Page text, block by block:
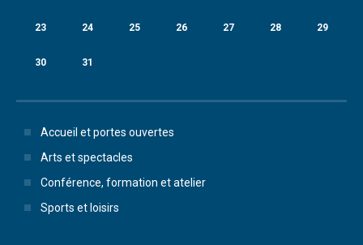
23 24 25 26 27 28 29
30 31
Accueil et portes ouvertes
Arts et spectacles
Conférence, formation et atelier
Sports et loisirs